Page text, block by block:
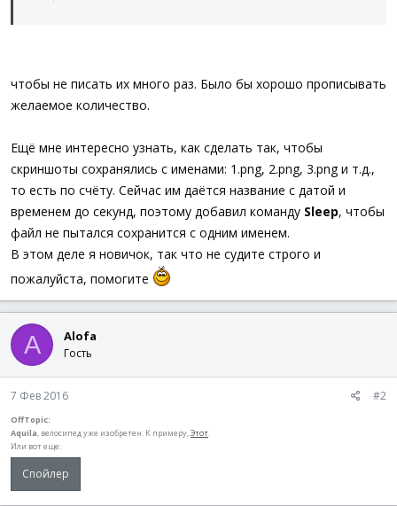
чтобы не писать их много раз. Было бы хорошо прописывать
желаемое количество.
Ещё мне интересно узнать, как сделать так, чтобы
скриншоты сохранялись с именами: 1.png, 2.png, 3.png и т.д.,
то есть по счёту. Сейчас им даётся название с датой и
временем до секунд, поэтому добавил команду Sleep, чтобы
файл не пытался сохранится с одним именем.
В этом деле я новичок, так что не судите строго и
пожалуйста, помогите
A Alofa
Гость
7 Фев 2016 #2
OffTopic:
Aquila, велосипед уже изобретен. К примеру,Этот.
Или вот еще:
Спойлер